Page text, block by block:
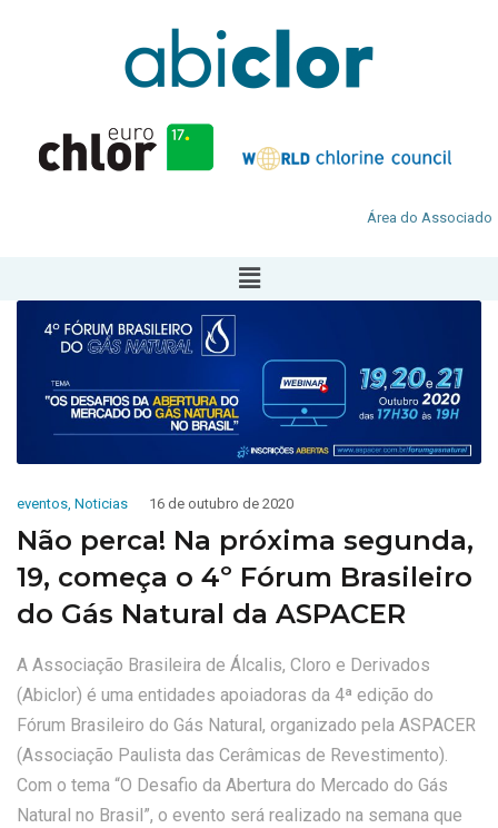
Área do Associado
eventos, Noticias 16 de outubro de 2020
Não perca! Na próxima segunda,
19, começa o 4º Fórum Brasileiro
do Gás Natural da ASPACER
A Associação Brasileira de Álcalis, Cloro e Derivados
(Abiclor) é uma entidades apoiadoras da 4ª edição do
Fórum Brasileiro do Gás Natural, organizado pela ASPACER
(Associação Paulista das Cerâmicas de Revestimento).
Com o tema “O Desafio da Abertura do Mercado do Gás
Natural no Brasil”, o evento será realizado na semana que